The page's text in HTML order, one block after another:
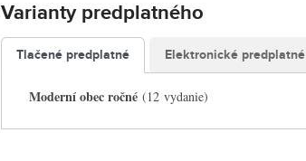
Varianty predplatného
Tlačené predplatné Elektronické predplatné
Moderní obec ročné (12 vydanie)